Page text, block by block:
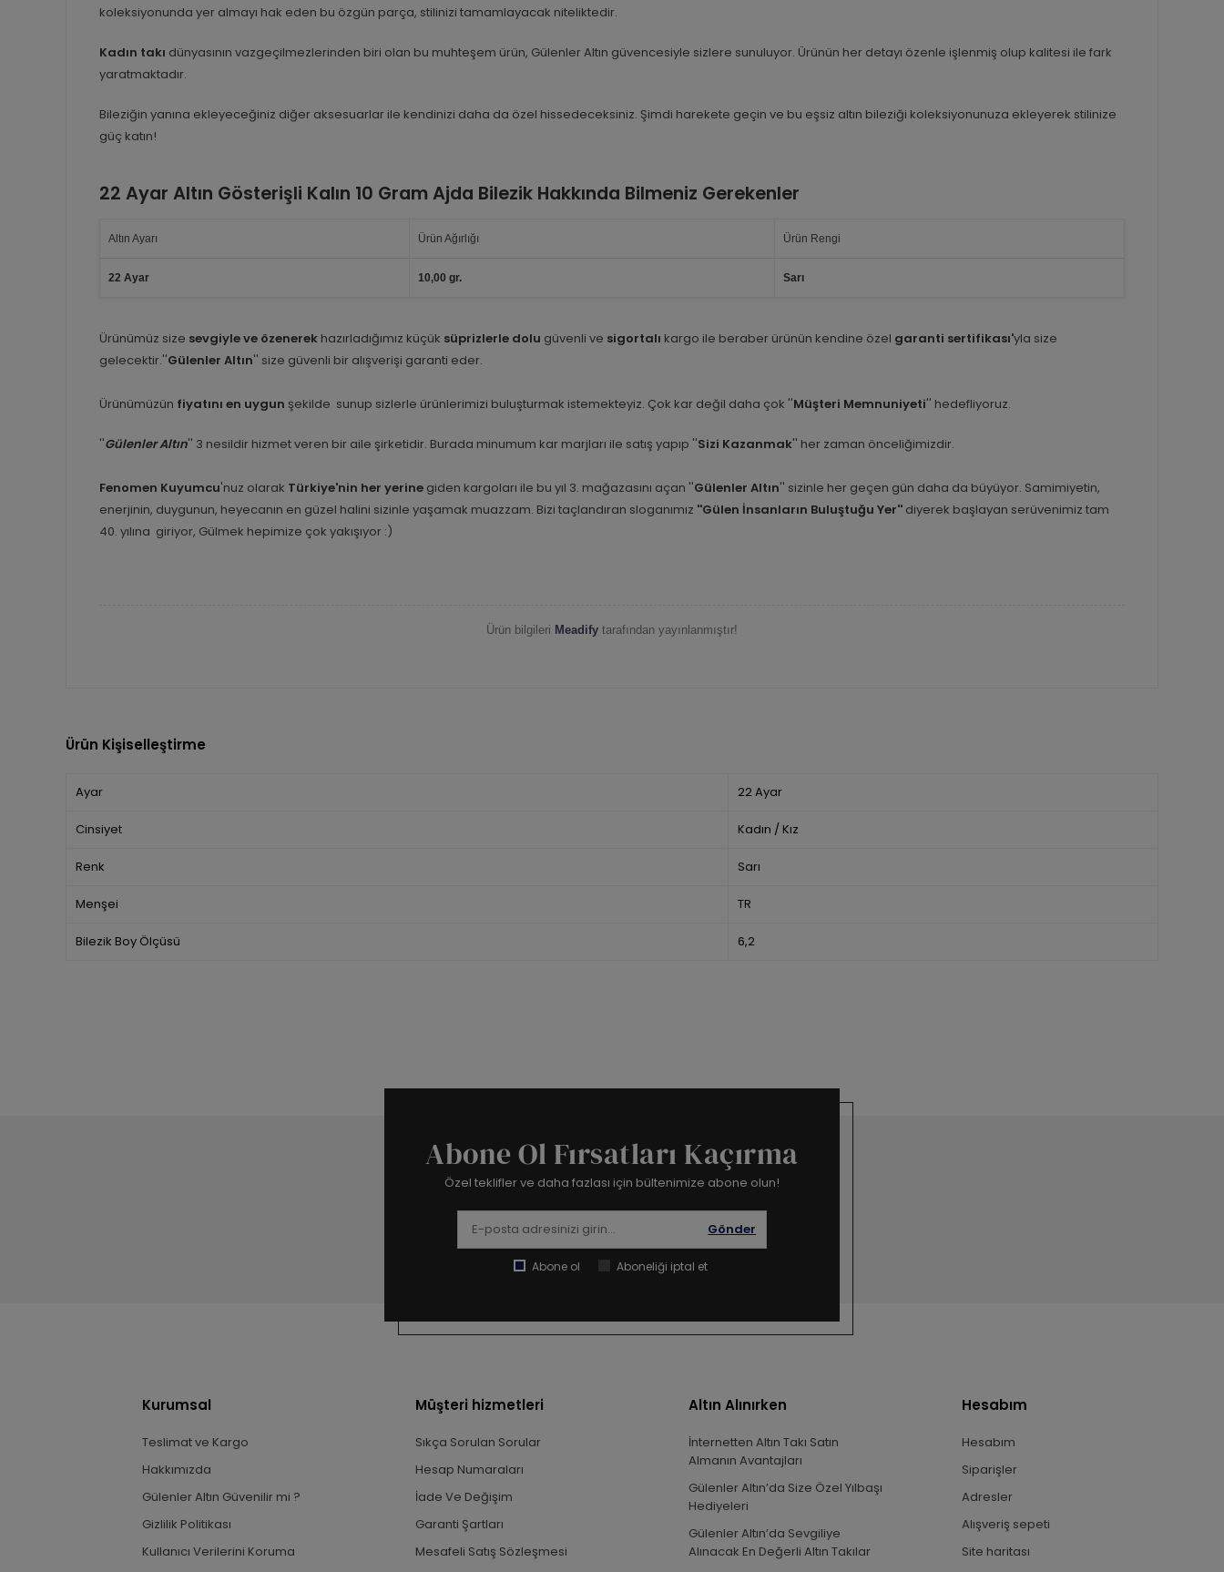
koleksiyonunda yer almayı hak eden bu özgün parça, stilinizi tamamlayacak niteliktedir.
Kadın takı dünyasının vazgeçilmezlerinden biri olan bu muhteşem ürün, Gülenler Altın güvencesiyle sizlere sunuluyor. Ürünün her detayı özenle işlenmiş olup kalitesi ile fark
yaratmaktadır.
Bileziğin yanına ekleyeceğiniz diğer aksesuarlar ile kendinizi daha da özel hissedeceksiniz. Şimdi harekete geçin ve bu eşsiz altın bileziği koleksiyonunuza ekleyerek stilinize
güç katın!
22 Ayar Altın Gösterişli Kalın 10 Gram Ajda Bilezik Hakkında Bilmeniz Gerekenler
Altın Ayarı Ürün Ağırlığı Ürün Rengi
22 Ayar 10,00 gr. Sarı
Ürünümüz size sevgiyle ve özenerek hazırladığımız küçük süprizlerle dolu güvenli ve sigortalı kargo ile beraber ürünün kendine özel garanti sertifikası'yla size
gelecektir.''Gülenler Altın'' size güvenli bir alışverişi garanti eder.
Ürünümüzün fiyatını en uygun şekilde sunup sizlerle ürünlerimizi buluşturmak istemekteyiz. Çok kar değil daha çok ''Müşteri Memnuniyeti'' hedefliyoruz.
''Gülenler Altın'' 3 nesildir hizmet veren bir aile şirketidir. Burada minumum kar marjları ile satış yapıp ''Sizi Kazanmak'' her zaman önceliğimizdir.
Fenomen Kuyumcu'nuz olarak Türkiye'nin her yerine giden kargoları ile bu yıl 3. mağazasını açan ''Gülenler Altın'' sizinle her geçen gün daha da büyüyor. Samimiyetin,
enerjinin, duygunun, heyecanın en güzel halini sizinle yaşamak muazzam. Bizi taçlandıran sloganımız ''Gülen İnsanların Buluştuğu Yer'' diyerek başlayan serüvenimiz tam
40. yılına giriyor, Gülmek hepimize çok yakışıyor :)
Ürün bilgileri Meadify tarafından yayınlanmıştır!
Ürün Kişiselleştirme
Ayar 22 Ayar
Cinsiyet Kadın / Kız
Renk Sarı
Menşei TR
Bilezik Boy Ölçüsü 6,2
Abone Ol Fırsatları Kaçırma
Özel teklifler ve daha fazlası için bültenimize abone olun!
Gönder
Abone ol Aboneliği iptal et
Kurumsal
Teslimat ve Kargo
Hakkımızda
Gülenler Altın Güvenilir mi ?
Gizlilik Politikası
Kullanıcı Verilerini Koruma
Müşteri hizmetleri
Sıkça Sorulan Sorular
Hesap Numaraları
İade Ve Değişim
Garanti Şartları
Mesafeli Satış Sözleşmesi
Altın Alınırken
İnternetten Altın Takı Satın
Almanın Avantajları
Gülenler Altın’da Size Özel Yılbaşı
Hediyeleri
Gülenler Altın’da Sevgiliye
Alınacak En Değerli Altın Takılar
Hesabım
Hesabım
Siparişler
Adresler
Alışveriş sepeti
Site haritası